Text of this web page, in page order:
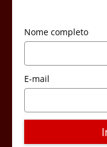
Nome completo
E-mail